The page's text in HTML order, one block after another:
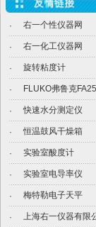
· 右一个性仪器网
· 右一化工仪器网
· 旋转粘度计
· FLUKO弗鲁克FA25
· 快速水分测定仪
· 恒温鼓风干燥箱
· 实验室酸度计
· 实验室电导率仪
· 梅特勒电子天平
· 上海右一仪器有限